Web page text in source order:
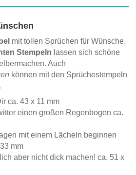
mit tollen Sprüchen für Wünsche.
Stempeln lassen sich schöne
Auch
können mit den Sprüchestempeln
ca. 43 x 11 mm
einen großen Regenbogen ca.
mit einem Lächeln beginnen
mm
aber nicht dick machen! ca. 51 x